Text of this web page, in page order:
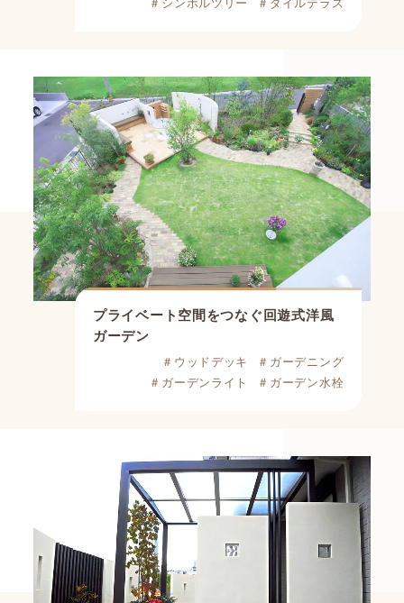
＃シンボルツリー
＃タイルテラス
プライベート空間をつなぐ回遊式洋風
ガーデン
＃ウッドデッキ
＃ガーデニング
＃ガーデンライト
＃ガーデン水栓